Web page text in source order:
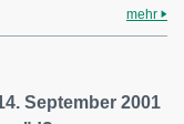
mehr
September 2001